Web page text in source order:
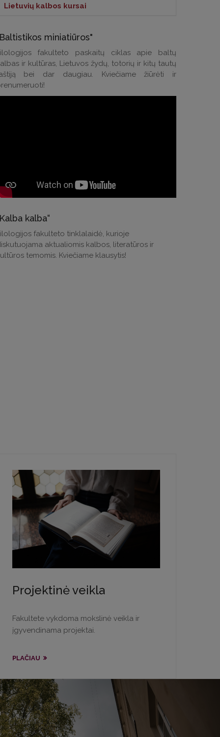
dr. Daiva Sinkevičiūtė-Villanueva
apdovanota Latvijos valstybės
kryžiumi
Latvijos
Lietuvių kalbos kursai
Lietuvių kalbos kursai >
Kontaktai klausimams:
Tel.: (0 5) 268 7214
El. p.: andrius.apinis@flf.vu.lt
miniatiūros"
fakulteto paskaitų ciklas apie baltų
ir kultūras, Lietuvos žydų, totorių ir kitų tautų
bei dar daugiau. Kviečiame žiūrėti ir
kalba“
fakulteto tinklalaidė, kurioje
aktualiomis kalbos, literatūros ir
temomis. Kviečiame klausytis!
Projektinė veikla
Fakultete vykdoma mokslinė veikla ir
įgyvendinama projektai.
PLAČIAU